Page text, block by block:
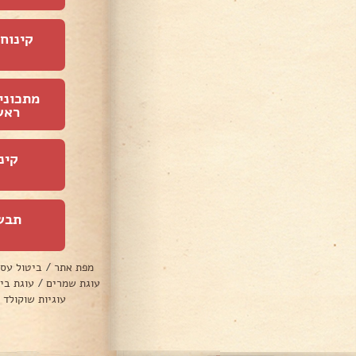
מפת אתר / ביטול
עוגת שמרים / עוגת
עוגיות